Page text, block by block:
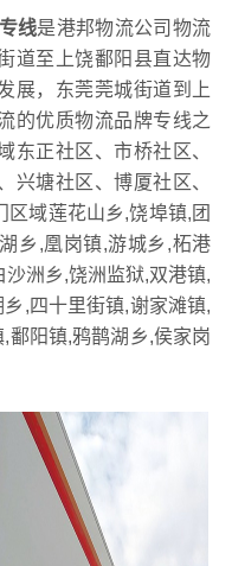
线是港邦物流公司物流
道至上饶鄱阳县直达物
展，东莞莞城街道到上
的优质物流品牌专线之
东正社区、市桥社区、
兴塘社区、博厦社区、
域莲花山乡,饶埠镇,团
乡,凰岗镇,游城乡,柘港
洲乡,饶洲监狱,双港镇,
,四十里街镇,谢家滩镇,
鄱阳镇,鸦鹊湖乡,侯家岗